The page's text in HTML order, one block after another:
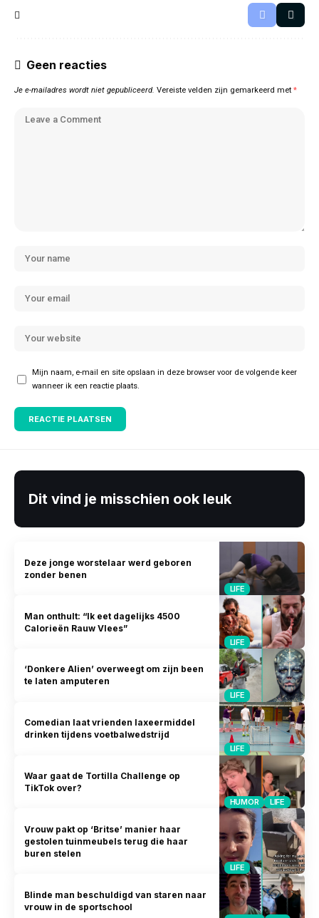
Geen reacties
Je e-mailadres wordt niet gepubliceerd. Vereiste velden zijn gemarkeerd met *
Mijn naam, e-mail en site opslaan in deze browser voor de volgende keer
wanneer ik een reactie plaats.
Dit vind je misschien ook leuk
LIFE
Deze jonge worstelaar werd geboren
zonder benen
LIFE
Man onthult: “Ik eet dagelijks 4500
Calorieën Rauw Vlees”
LIFE
‘Donkere Alien’ overweegt om zijn been
te laten amputeren
LIFE
Comedian laat vrienden laxeermiddel
drinken tijdens voetbalwedstrijd
HUMOR LIFE
Waar gaat de Tortilla Challenge op
TikTok over?
LIFE
Vrouw pakt op ‘Britse’ manier haar
gestolen tuinmeubels terug die haar
buren stelen
Blinde man beschuldigd van staren naar
vrouw in de sportschool